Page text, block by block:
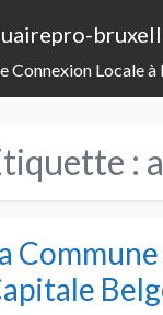
Connexion Locale à
: